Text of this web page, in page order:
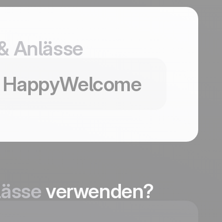
Anlässe
HappyWelcome
HappyWelcome
verwenden?